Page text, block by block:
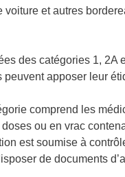
et autres
des catégories 1, 2A
peuvent apposer leur
comprend les
ou en vrac
est soumise à
de documents